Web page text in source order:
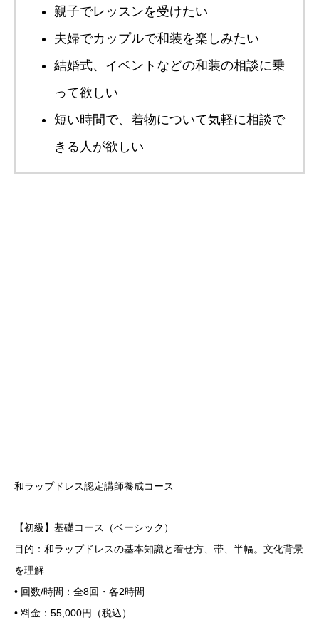
親子でレッスンを受けたい
夫婦でカップルで和装を楽しみたい
結婚式、イベントなどの和装の相談に乗
って欲しい
短い時間で、着物について気軽に相談で
きる人が欲しい
和ラップドレス認定講師養成コース
【初級】基礎コース（ベーシック）
目的：和ラップドレスの基本知識と着せ方、帯、半幅。文化背景
を理解
• 回数/時間：全8回・各2時間
• 料金：55,000円（税込）